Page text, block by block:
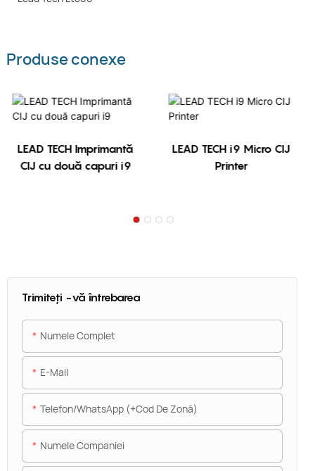
Produse conexe
LEAD TECH Imprimantă
CIJ cu două capuri i9
LEAD TECH i9 Micro CIJ
Printer
Trimiteți -vă întrebarea
Numele Complet
E-Mail
Telefon/WhatsApp (+Cod De Zonă)
Numele Companiei